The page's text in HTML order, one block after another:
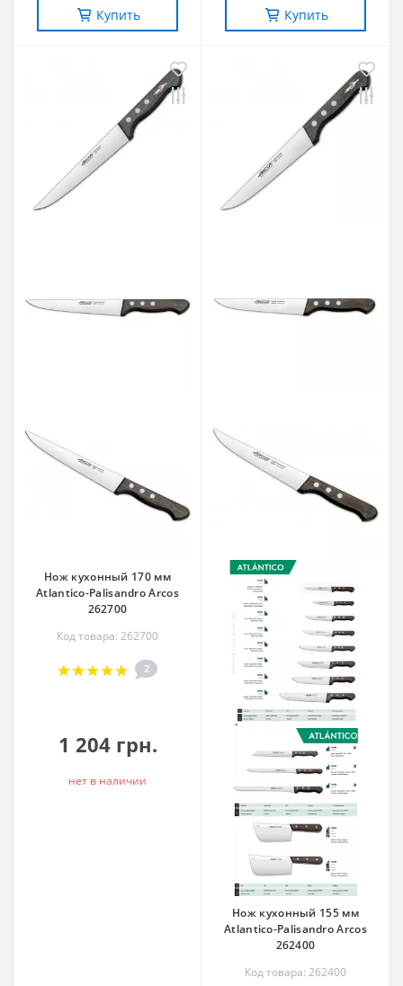
Купить Купить
Нож кухонный 170 мм
Atlantico-Palisandro Arcos
262700
Код товара: 262700
2
1 204 грн.
нет в наличии
Нож кухонный 155 мм
Atlantico-Palisandro Arcos
262400
Код товара: 262400